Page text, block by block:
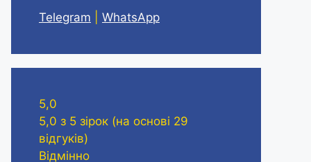
Telegram WhatsApp
5,0
5,0 з 5 зірок (на основі 29
відгуків)
Відмінно